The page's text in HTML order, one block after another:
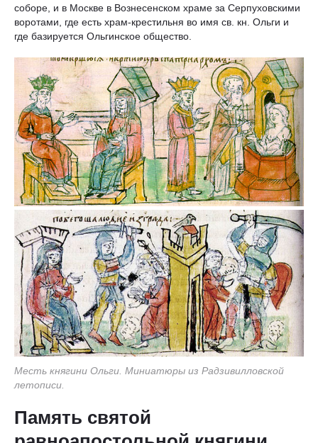
соборе, и в Москве в Вознесенском храме за Серпуховскими
воротами, где есть храм-крестильня во имя св. кн. Ольги и
где базируется Ольгинское общество.
Месть княгини Ольги. Миниатюры из Радзивилловской
летописи.
Память святой